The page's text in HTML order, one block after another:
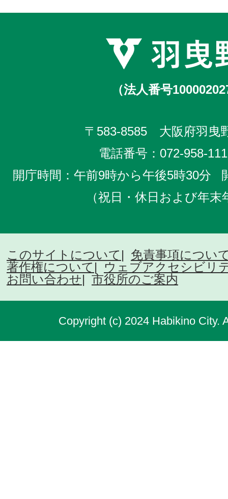
（法人番号
〒583-8585 大阪府羽曳
電話番号： 072-958-
開庁時間：午前9時から午後5時30分
（祝日・休日および年
このサイトについて
免責事項につい
著作権について
ウェブアクセシビリ
お問い合わせ
市役所のご案内
Copyright (c) 2024 Habikino City.